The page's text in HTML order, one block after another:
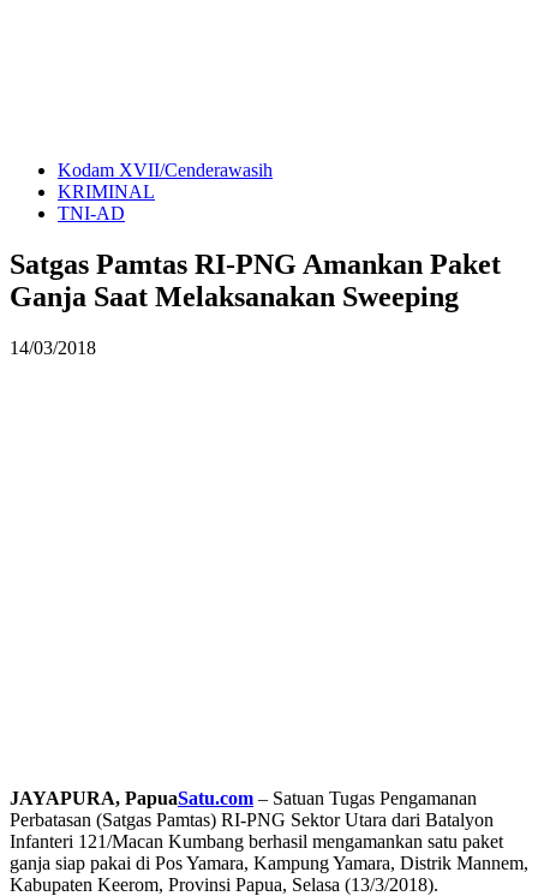
Kodam XVII/Cenderawasih
KRIMINAL
TNI-AD
Satgas Pamtas RI-PNG Amankan Paket
Ganja Saat Melaksanakan Sweeping
14/03/2018
JAYAPURA, PapuaSatu.com – Satuan Tugas Pengamanan
Perbatasan (Satgas Pamtas) RI-PNG Sektor Utara dari Batalyon
Infanteri 121/Macan Kumbang berhasil mengamankan satu paket
ganja siap pakai di Pos Yamara, Kampung Yamara, Distrik Mannem,
Kabupaten Keerom, Provinsi Papua, Selasa (13/3/2018).